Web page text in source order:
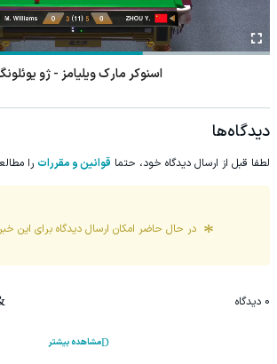
اسنوکر مارک ویلیامز - ژو
دیدگاه‌ها
لطفا قبل از ارسال دیدگاه خود، حتما قوانین و مقررات را
در حال حاضر امکان ارسال دیدگاه برای این خبر
0 دیدگاه
مشاهده بیشتر